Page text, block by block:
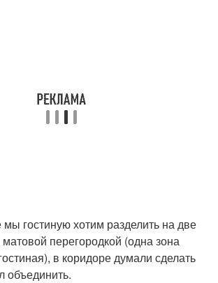
гостиную хотим разделить на две
перегородкой (одна зона
в коридоре думали сделать
объединить.